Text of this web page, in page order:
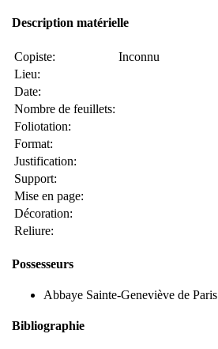
Description matérielle
Copiste:
Inconnu
Lieu:
Date:
Nombre de feuillets:
Foliotation:
Format:
Justification:
Support:
Mise en page:
Décoration:
Reliure:
Possesseurs
Abbaye Sainte-Geneviève de Paris
Bibliographie